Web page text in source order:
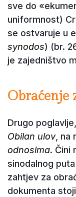
sve do
uniformnost)
se ostvaruje u
synodos) (br.
je zajedništvo
Obraćenje
Drugo poglavlje,
Obilan ulov, na
odnosima. Čini
sinodalnog
zahtjev za
dokumenta